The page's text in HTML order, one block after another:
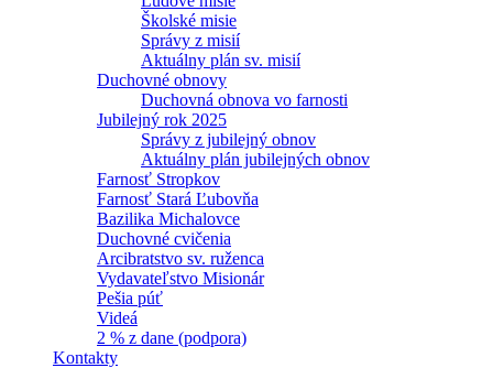
Školské misie
Správy z misií
Aktuálny plán sv. misií
Duchovné obnovy
Duchovná obnova vo farnosti
Jubilejný rok 2025
Správy z jubilejný obnov
Aktuálny plán jubilejných obnov
Farnosť Stropkov
Farnosť Stará Ľubovňa
Bazilika Michalovce
Duchovné cvičenia
Arcibratstvo sv. ruženca
Vydavateľstvo Misionár
Pešia púť
Videá
2 % z dane (podpora)
Kontakty